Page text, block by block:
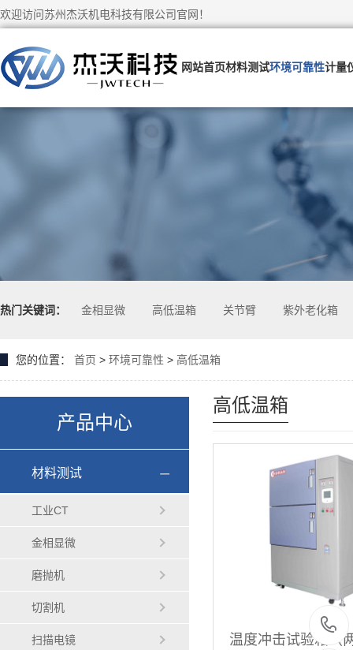
欢迎访问苏州杰沃机电科技有限公司官网！
网站首页材料测试环境可靠性计量
热门关键词： 金相显微 高低温箱 关节臂 紫外老化箱
您的位置： 首页 > 环境可靠性 > 高低温箱
产品中心
材料测试
工业CT
金相显微
磨抛机
切割机
扫描电镜
高低温箱
温度冲击试验箱（